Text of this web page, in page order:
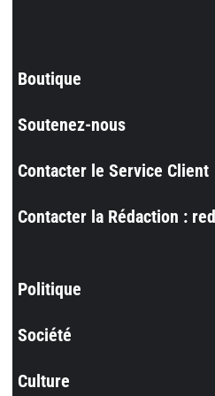
Boutique
Soutenez-nous
Contacter le Service Client
Contacter la Rédaction :
Politique
Société
Culture